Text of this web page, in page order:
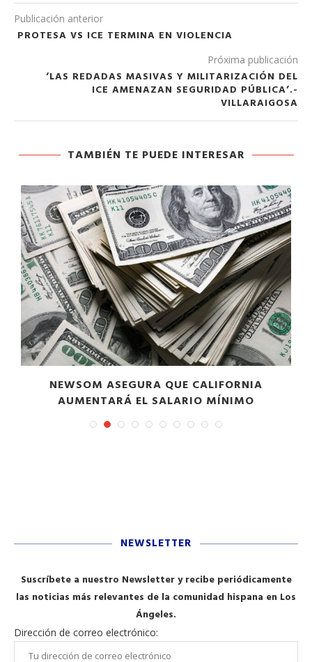
Publicación anterior
​PROTESA VS ICE TERMINA EN VIOLENCIA
Próxima publicación
‘LAS REDADAS MASIVAS Y MILITARIZACIÓN DEL
ICE AMENAZAN SEGURIDAD PÚBLICA’.-
VILLARAIGOSA
TAMBIÉN TE PUEDE INTERESAR
NEWSOM ASEGURA QUE CALIFORNIA
AUMENTARÁ EL SALARIO MÍNIMO
NEWSLETTER
Suscríbete a nuestro Newsletter y recibe periódicamente
las noticias más relevantes de la comunidad hispana en Los
Ángeles.
Dirección de correo electrónico: